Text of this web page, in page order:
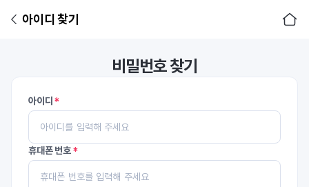
아이디 찾기
비밀번호 찾기
아이디
휴대폰 번호